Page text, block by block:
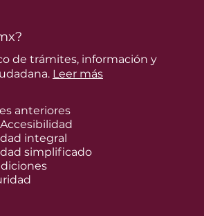
de trámites, información y
Leer más
anteriores
integral
simplificado